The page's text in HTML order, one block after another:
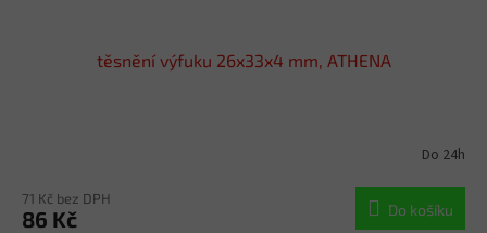
těsnění výfuku 26x33x4 mm, ATHENA
Do 24h
71 Kč bez DPH
86 Kč Do košíku